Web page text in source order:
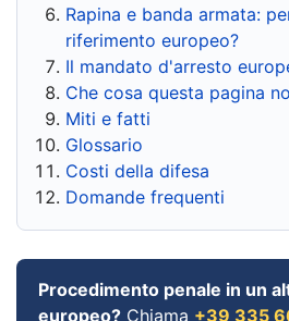
Rapina e banda armata:
riferimento europeo?
Il mandato d'arresto
Che cosa questa pagina
Miti e fatti
Glossario
Costi della difesa
Domande frequenti
Procedimento penale in un
europeo? Chiama +39 335